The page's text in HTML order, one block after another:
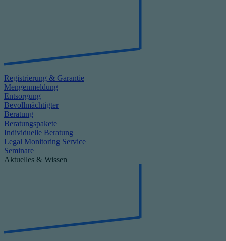
Registrierung & Garantie
Mengenmeldung
Entsorgung
Bevollmächtigter
Beratung
Beratungspakete
Individuelle Beratung
Legal Monitoring Service
Seminare
Aktuelles & Wissen